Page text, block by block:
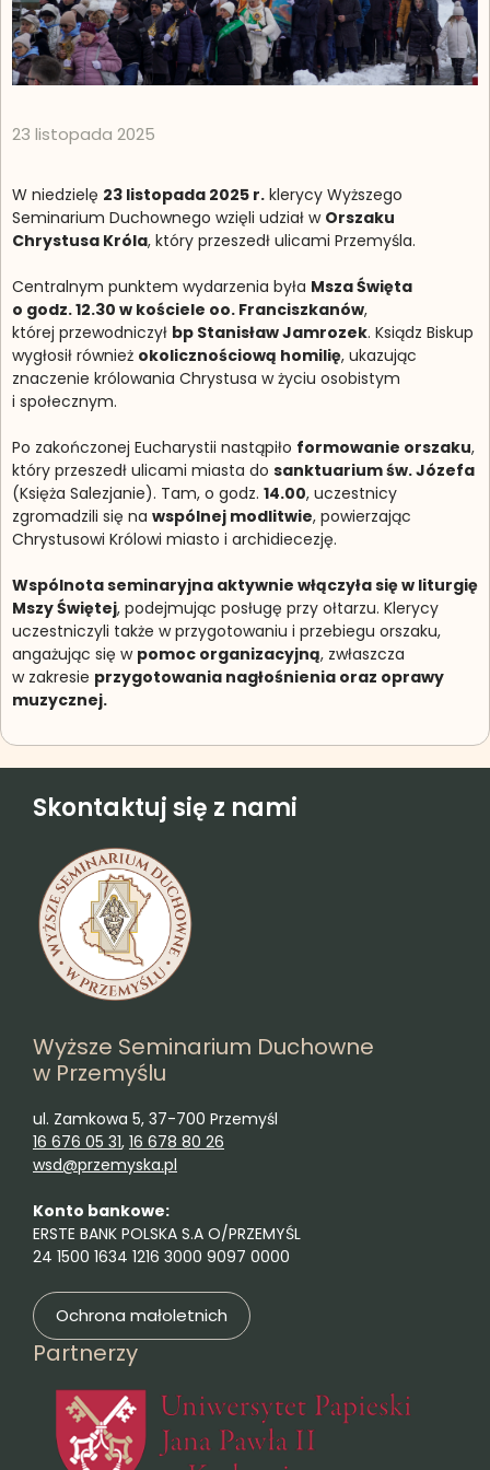
23 listopada 2025
W niedzielę 23 listopada 2025 r. klerycy Wyższego
Seminarium Duchownego wzięli udział w Orszaku
Chrystusa Króla, który przeszedł ulicami Przemyśla.
Centralnym punktem wydarzenia była Msza Święta
o godz. 12.30 w kościele oo. Franciszkanów,
której przewodniczył bp Stanisław Jamrozek. Ksiądz Biskup
wygłosił również okolicznościową homilię, ukazując
znaczenie królowania Chrystusa w życiu osobistym
i społecznym.
Po zakończonej Eucharystii nastąpiło formowanie orszaku,
który przeszedł ulicami miasta do sanktuarium św. Józefa
(Księża Salezjanie). Tam, o godz. 14.00, uczestnicy
zgromadzili się na wspólnej modlitwie, powierzając
Chrystusowi Królowi miasto i archidiecezję.
Wspólnota seminaryjna aktywnie włączyła się w liturgię
Mszy Świętej, podejmując posługę przy ołtarzu. Klerycy
uczestniczyli także w przygotowaniu i przebiegu orszaku,
angażując się w pomoc organizacyjną, zwłaszcza
w zakresie przygotowania nagłośnienia oraz oprawy
muzycznej.
Skontaktuj się z nami
Wyższe Seminarium Duchowne
w Przemyślu
ul. Zamkowa 5, 37-700 Przemyśl
16 676 05 31, 16 678 80 26
wsd@przemyska.pl
Konto bankowe:
ERSTE BANK POLSKA S.A O/PRZEMYŚL
24 1500 1634 1216 3000 9097 0000
Ochrona małoletnich
Partnerzy